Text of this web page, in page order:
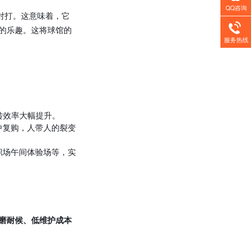
打。这意味着，它
乐趣。这将球馆的
率大幅提升。
购，人带人的裂变
午间体验场等，实
耐候、低维护成本
QQ咨询
服务热线